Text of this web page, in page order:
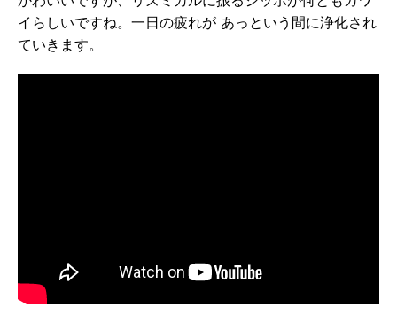
イらしいですね。一日の疲れが あっという間に浄化され
ていきます。